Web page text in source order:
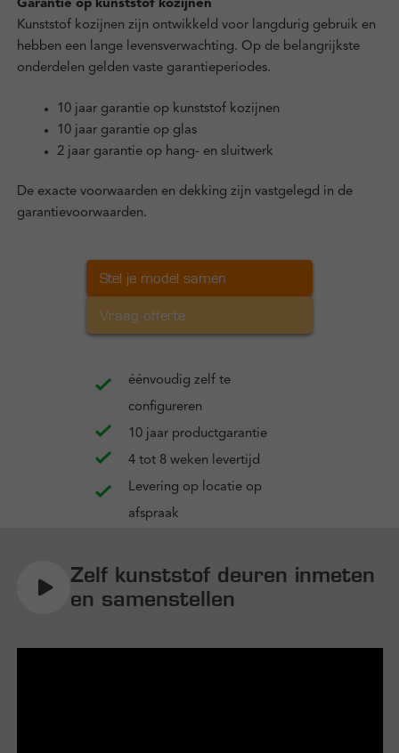
Garantie op kunststof kozijnen
Kunststof kozijnen zijn ontwikkeld voor langdurig gebruik en
hebben een lange levensverwachting. Op de belangrijkste
onderdelen gelden vaste garantieperiodes.
10 jaar garantie op kunststof kozijnen
10 jaar garantie op glas
2 jaar garantie op hang- en sluitwerk
De exacte voorwaarden en dekking zijn vastgelegd in de
garantievoorwaarden.
Stel je model samen
Vraag offerte
éénvoudig zelf te
configureren
10 jaar productgarantie
4 tot 8 weken levertijd
Levering op locatie op
afspraak
Zelf kunststof deuren inmeten
en samenstellen